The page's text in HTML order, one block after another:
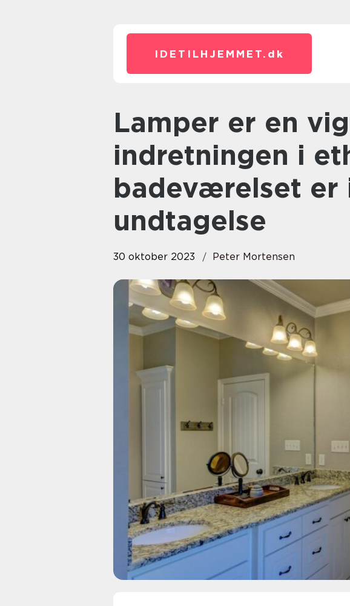
IDETILHJEMMET. dk
Lamper er en vigtig del af
indretningen i
badeværelset er
undtagelse
30 oktober 2023 Peter Mortensen